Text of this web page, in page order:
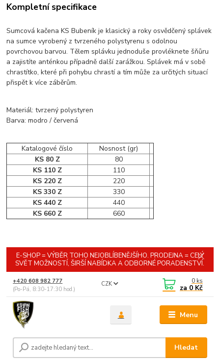
Kompletní specifikace
Sumcová kačena KS Bubeník je klasický a roky osvědčený splávek
na sumce vyrobený z tvrzeného polystyrenu s odolnou
povrchovou barvou. Tělem splávku jednoduše provléknete šňůru
a zajistíte anténkou případně další zarážkou. Splávek má v sobě
chrastítko, které při pohybu chrastí a tím může za určitých situací
přispět k více záběrům.
Materiál: tvrzený polystyren
Barva: modro / červená
Katalogové číslo
Nosnost (gr)
KS 80 Z
80
KS 110 Z
110
KS 220 Z
220
KS 330 Z
330
KS 440 Z
440
KS 660 Z
660
E-SHOP = VÝBĚR TOHO NEJOBLÍBENĚJŠÍHO. PRODEJNA = CELÝ
SVĚT MOŽNOSTÍ, ŠIRŠÍ NABÍDKA A ODBORNÉ PORADENSTVÍ.
Menu
CZK
Hledat
+420 608 982 777
(Po-Pá, 8:30-17:30 hod.)
0 ks
za 0 Kč